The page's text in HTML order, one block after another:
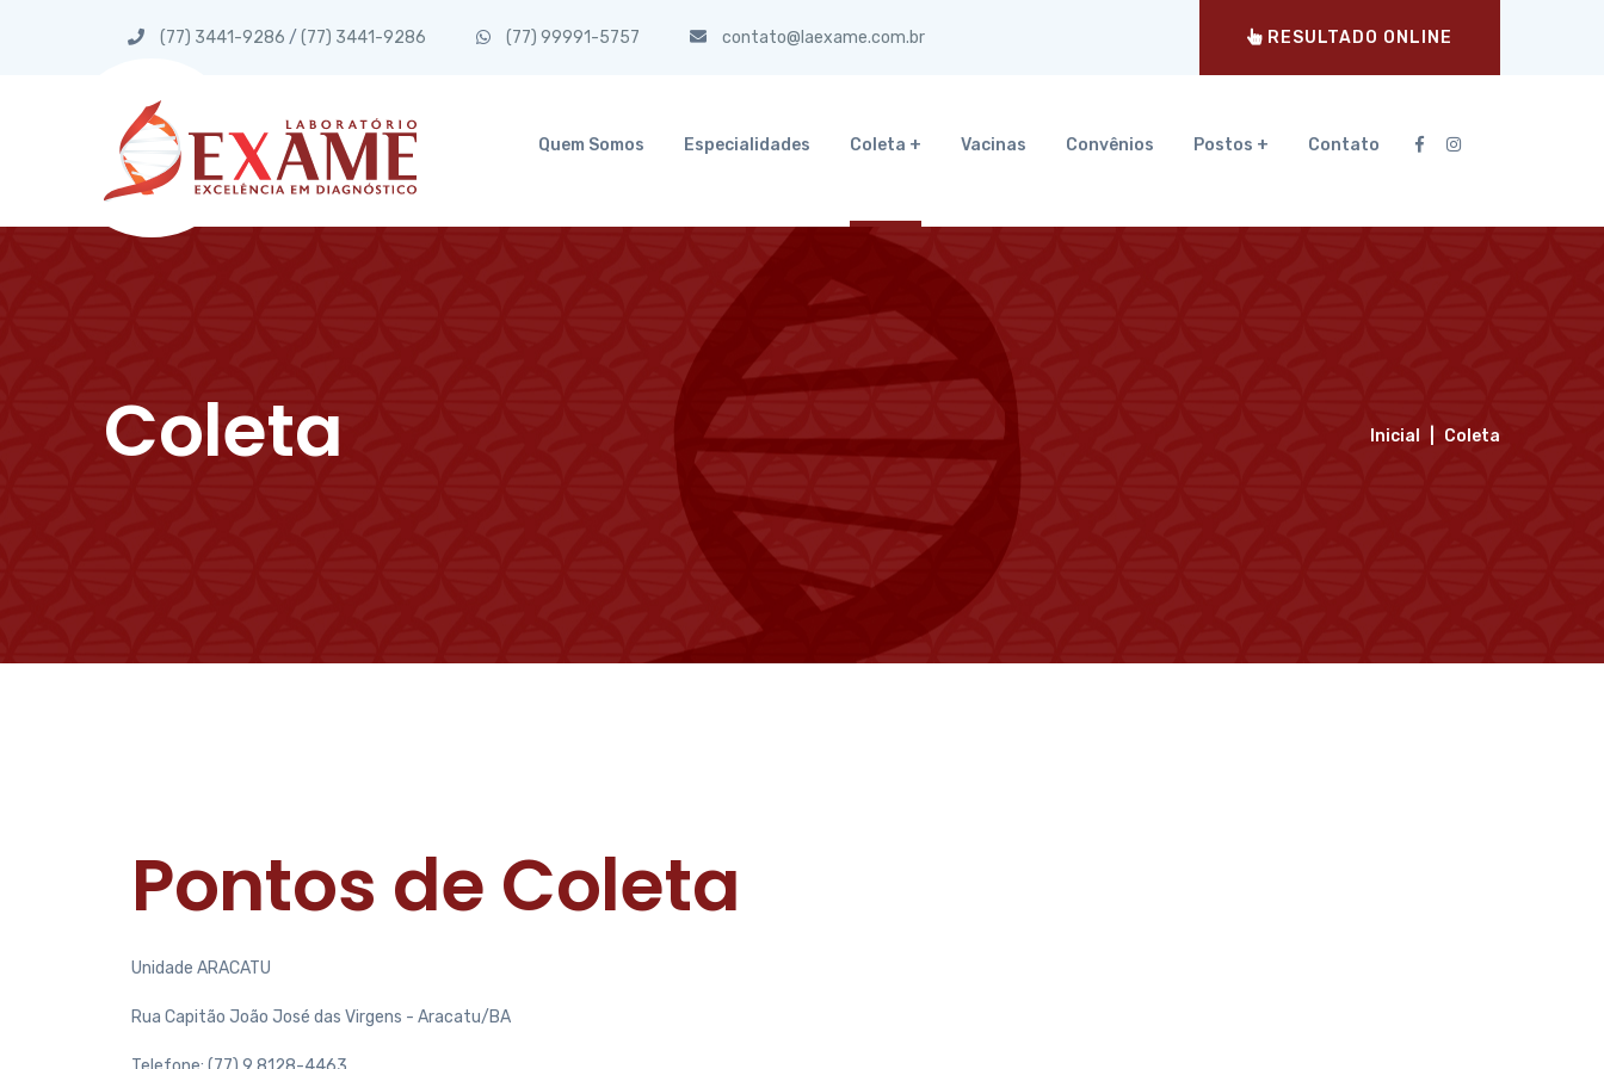
(77) 3441-9286 / (77) 3441-9286 (77) 99991-5757 contato@laexame.com.br RESULTADO ONLINE
Quem Somos Especialidades Coleta + Vacinas Convênios Postos + Contato
Coleta Inicial Coleta
Pontos de Coleta
Unidade ARACATU
Rua Capitão João José das Virgens - Aracatu/BA